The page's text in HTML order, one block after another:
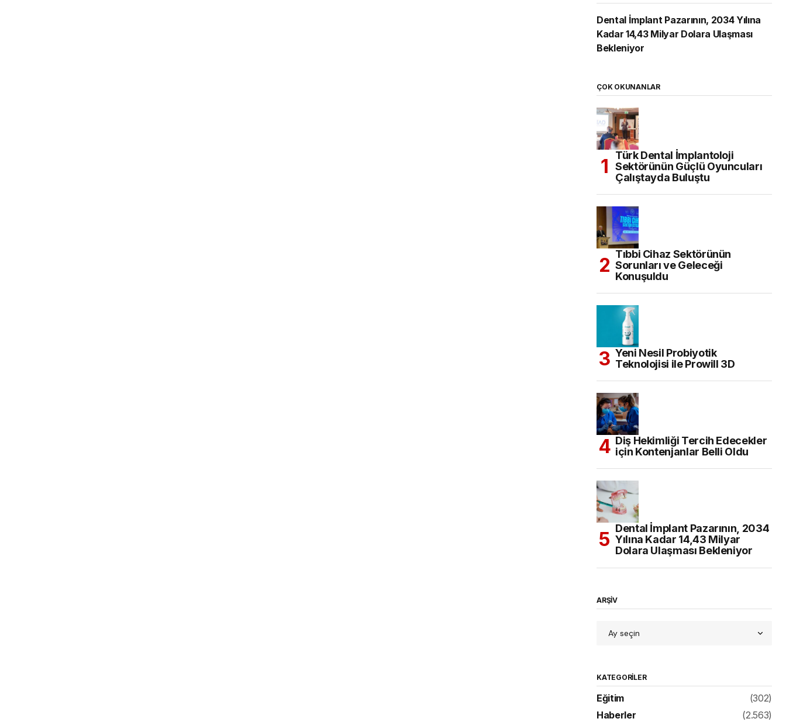
Dental İmplant Pazarının, 2034 Yılına
Kadar 14,43 Milyar Dolara Ulaşması
Bekleniyor
ÇOK OKUNANLAR
Türk Dental İmplantoloji
Sektörünün Güçlü Oyuncuları
Çalıştayda Buluştu
Tıbbi Cihaz Sektörünün
Sorunları ve Geleceği
Konuşuldu
Yeni Nesil Probiyotik
Teknolojisi ile Prowill 3D
Diş Hekimliği Tercih Edecekler
için Kontenjanlar Belli Oldu
Dental İmplant Pazarının, 2034
Yılına Kadar 14,43 Milyar
Dolara Ulaşması Bekleniyor
ARŞİV
KATEGORILER
Eğitim
(302)
Haberler
(2.563)